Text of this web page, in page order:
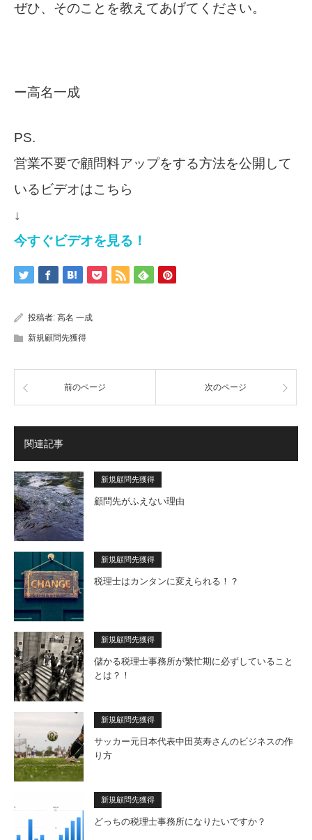
ぜひ、そのことを教えてあげてください。
ー高名一成
PS.
営業不要で顧問料アップをする方法を公開して
いるビデオはこちら
↓
今すぐビデオを見る！
投稿者: 高名 一成
新規顧問先獲得
前のページ 次のページ
関連記事
新規顧問先獲得
顧問先がふえない理由
新規顧問先獲得
税理士はカンタンに変えられる！？
新規顧問先獲得
儲かる税理士事務所が繁忙期に必ずしていること
とは？！
新規顧問先獲得
サッカー元日本代表中田英寿さんのビジネスの作
り方
新規顧問先獲得
どっちの税理士事務所になりたいですか？